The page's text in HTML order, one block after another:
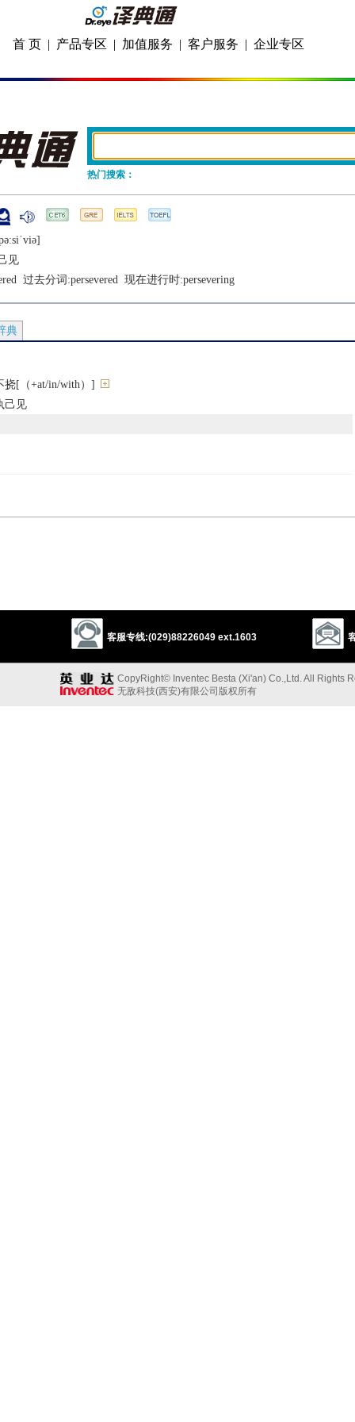
首 页 | 产品专区 | 加值服务 | 客户服务 | 企业专区
热门搜索：
见
过去分词:persevered 现在进行时:persevering
典
挠[（+at/in/with）]
己见
carry on keep on
客服专线:(029)88226049 ext.1603
CopyRight© Inventec Besta (Xi'an) Co.,Ltd. All Rights
无敌科技(西安)有限公司版权所有